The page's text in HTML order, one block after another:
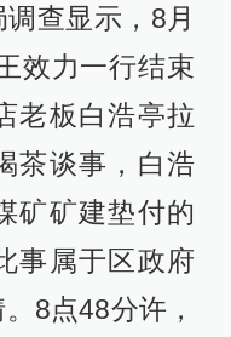
查显示，8月
效力一行结束
老板白浩亭拉
茶谈事，白浩
矿矿建垫付的
事属于区政府
8点48分许，